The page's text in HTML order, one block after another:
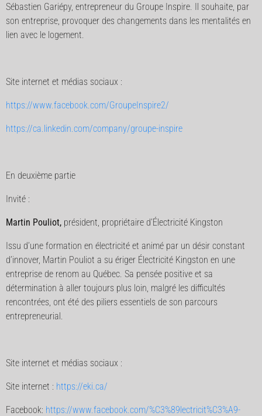
Sébastien Gariépy, entrepreneur du Groupe Inspire. Il souhaite, par
son entreprise, provoquer des changements dans les mentalités en
lien avec le logement.
Site internet et médias sociaux :
https://www.facebook.com/GroupeInspire2/
https://ca.linkedin.com/company/groupe-inspire
En deuxième partie
Invité :
Martin Pouliot, président, propriétaire d’Électricité Kingston
Issu d’une formation en électricité et animé par un désir constant
d’innover, Martin Pouliot a su ériger Électricité Kingston en une
entreprise de renom au Québec. Sa pensée positive et sa
détermination à aller toujours plus loin, malgré les difficultés
rencontrées, ont été des piliers essentiels de son parcours
entrepreneurial.
Site internet et médias sociaux :
Site internet : https://eki.ca/
Facebook: https://www.facebook.com/%C3%89lectricit%C3%A9-